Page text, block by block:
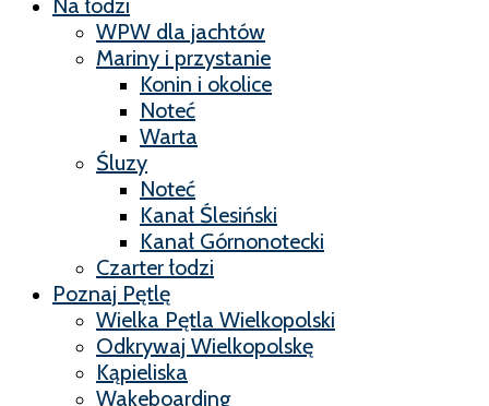
Na łodzi
WPW dla jachtów
Mariny i przystanie
Konin i okolice
Noteć
Warta
Śluzy
Noteć
Kanał Ślesiński
Kanał Górnonotecki
Czarter łodzi
Poznaj Pętlę
Wielka Pętla Wielkopolski
Odkrywaj Wielkopolskę
Kąpieliska
Wakeboarding